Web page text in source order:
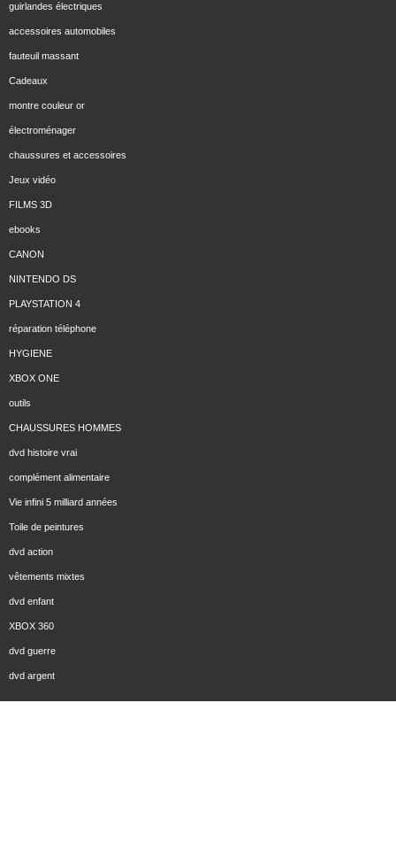
guirlandes électriques
accessoires automobiles
fauteuil massant
Cadeaux
montre couleur or
électroménager
chaussures et accessoires
Jeux vidéo
FILMS 3D
ebooks
CANON
NINTENDO DS
PLAYSTATION 4
réparation téléphone
HYGIENE
XBOX ONE
outils
CHAUSSURES HOMMES
dvd histoire vrai
complément alimentaire
Vie infini 5 milliard années
Toile de peintures
dvd action
vêtements mixtes
dvd enfant
XBOX 360
dvd guerre
dvd argent